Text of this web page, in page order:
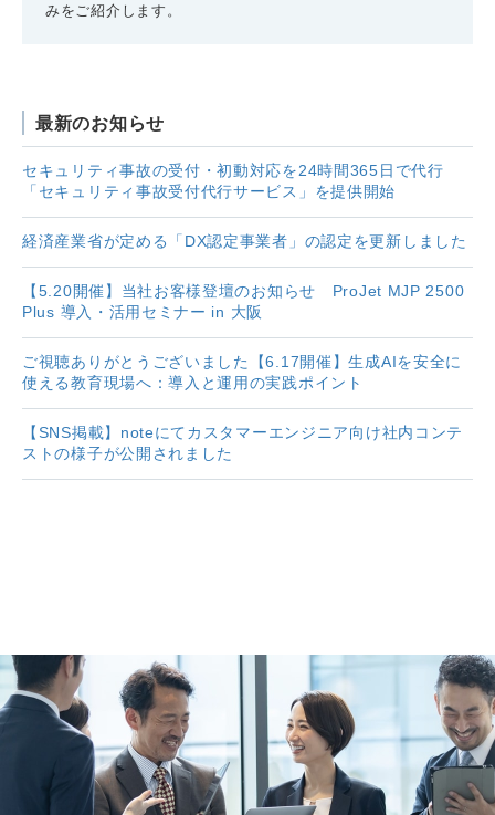
みをご紹介します。
最新のお知らせ
セキュリティ事故の受付・初動対応を24時間365日で代行
「セキュリティ事故受付代行サービス」を提供開始
経済産業省が定める「DX認定事業者」の認定を更新しました
【5.20開催】当社お客様登壇のお知らせ ProJet MJP 2500
Plus 導入・活用セミナー in 大阪
ご視聴ありがとうございました【6.17開催】生成AIを安全に
使える教育現場へ：導入と運用の実践ポイント
【SNS掲載】noteにてカスタマーエンジニア向け社内コンテ
ストの様子が公開されました